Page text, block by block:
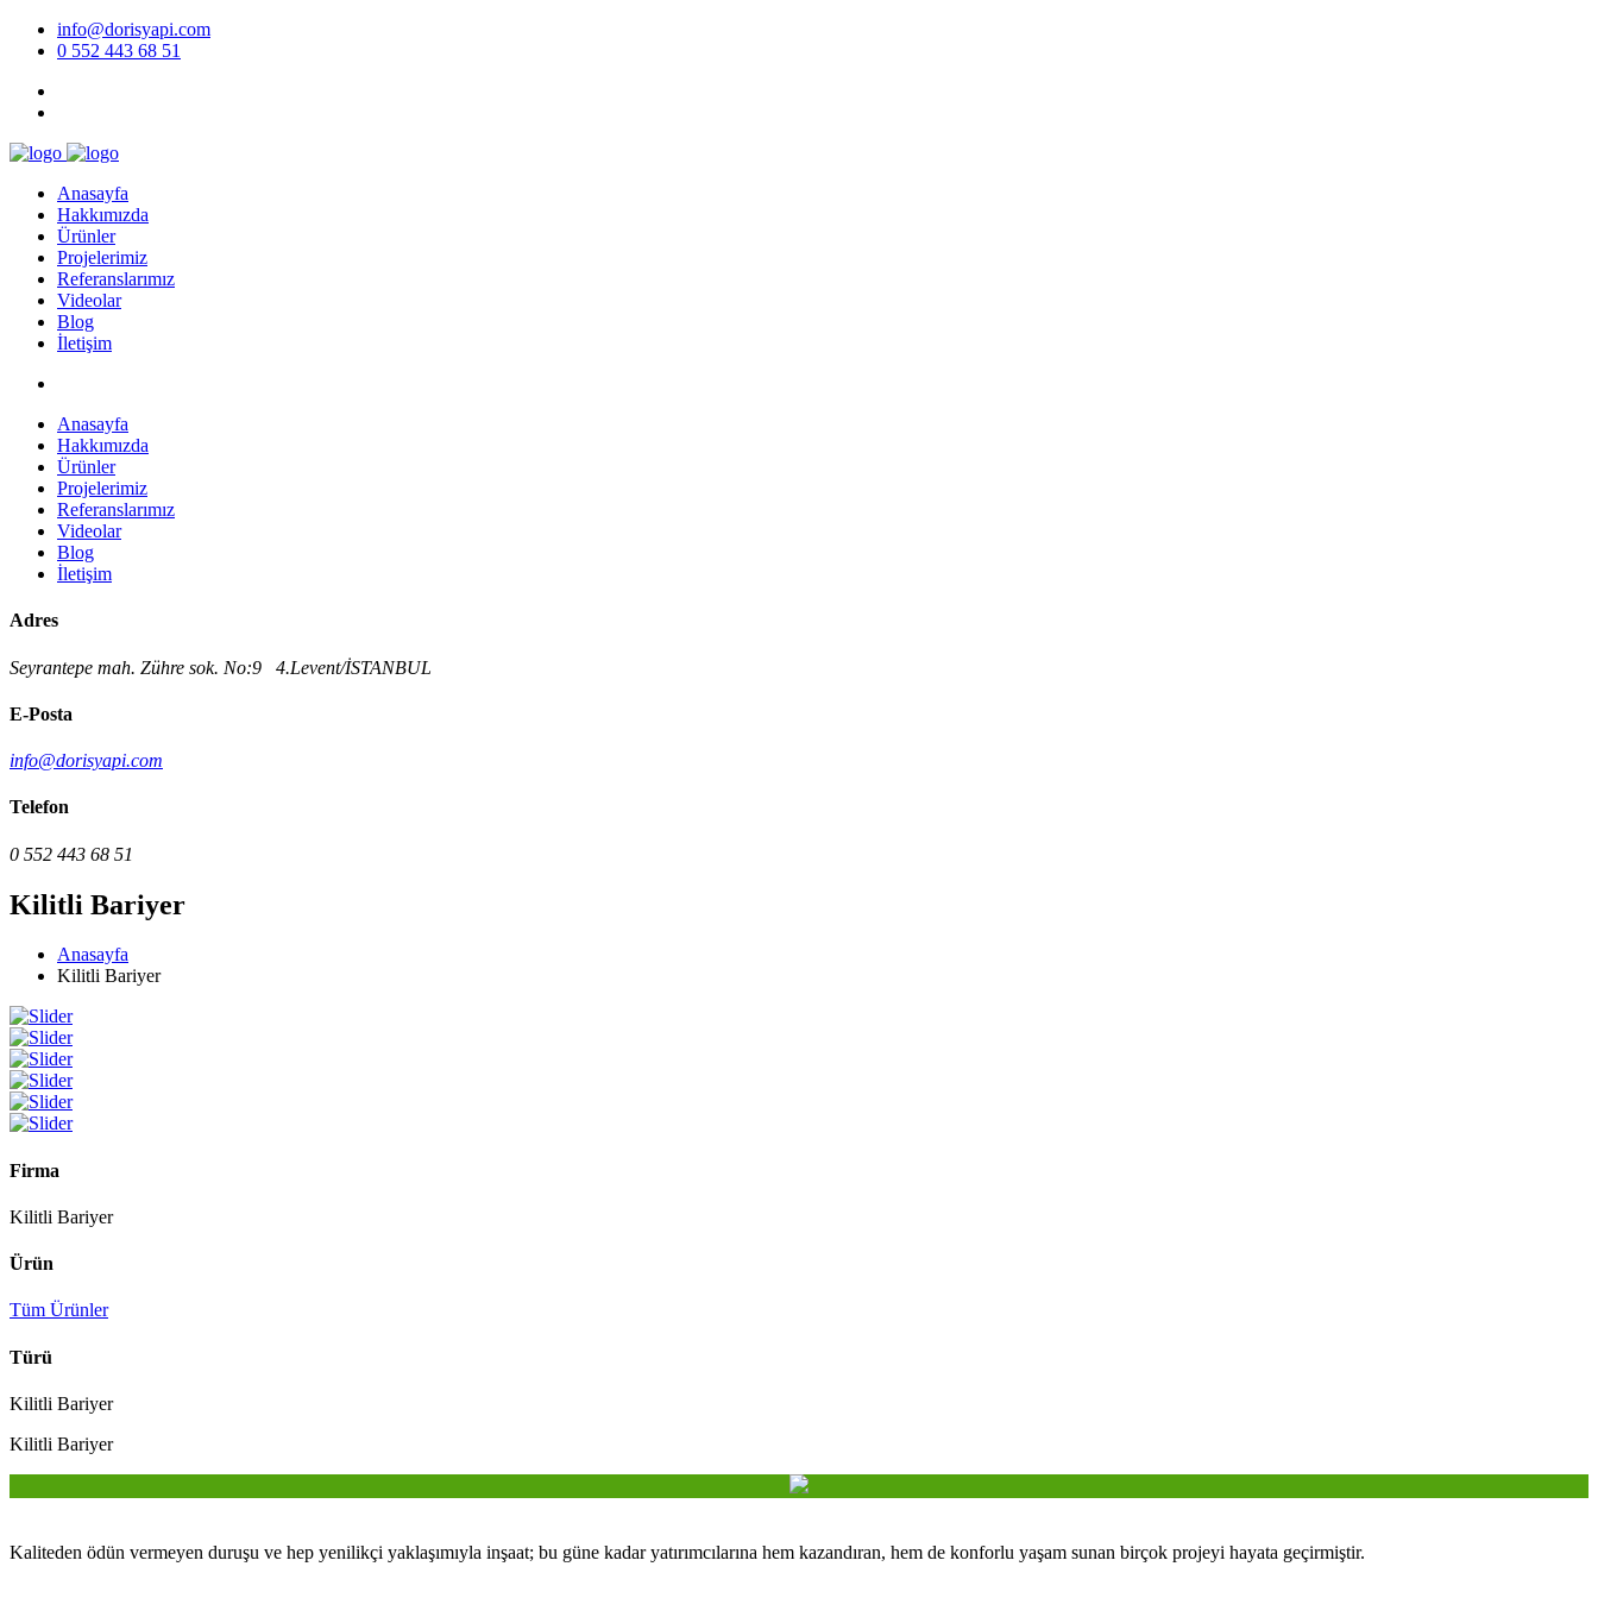
info@dorisyapi.com
0 552 443 68 51
Anasayfa
Hakkımızda
Ürünler
Projelerimiz
Referanslarımız
Videolar
Blog
İletişim
Anasayfa
Hakkımızda
Ürünler
Projelerimiz
Referanslarımız
Videolar
Blog
İletişim
Adres
Seyrantepe mah. Zühre sok. No:9 4.Levent/İSTANBUL
E-Posta
info@dorisyapi.com
Telefon
0 552 443 68 51
Kilitli Bariyer
Anasayfa
Kilitli Bariyer
Firma
Kilitli Bariyer
Ürün
Tüm Ürünler
Türü
Kilitli Bariyer
Kilitli Bariyer
Kaliteden ödün vermeyen duruşu ve hep yenilikçi yaklaşımıyla inşaat; bu güne kadar yatırımcılarına hem kazandıran, hem de konforlu yaşam sunan birçok projeyi hayata geçirmiştir.